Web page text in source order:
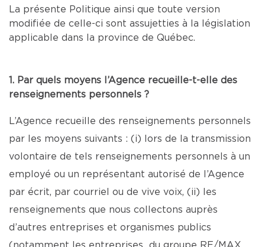
La présente Politique ainsi que toute version
modifiée de celle-ci sont assujetties à la législation
applicable dans la province de Québec.
1. Par quels moyens l’Agence recueille-t-elle des
renseignements personnels ?
L’Agence recueille des renseignements personnels
par les moyens suivants : (i) lors de la transmission
volontaire de tels renseignements personnels à un
employé ou un représentant autorisé de l’Agence
par écrit, par courriel ou de vive voix, (ii) les
renseignements que nous collectons auprès
d’autres entreprises et organismes publics